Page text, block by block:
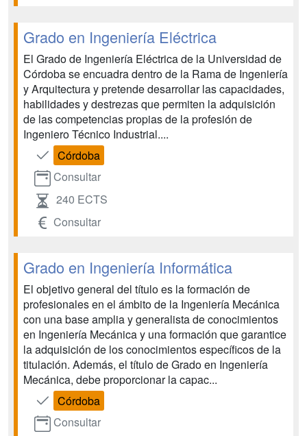
Grado en Ingeniería Eléctrica
El Grado de Ingeniería Eléctrica de la Universidad de
Córdoba se encuadra dentro de la Rama de Ingeniería
y Arquitectura y pretende desarrollar las capacidades,
habilidades y destrezas que permiten la adquisición
de las competencias propias de la profesión de
Ingeniero Técnico Industrial....
Córdoba
Consultar
240 ECTS
Consultar
Grado en Ingeniería Informática
El objetivo general del título es la formación de
profesionales en el ámbito de la Ingeniería Mecánica
con una base amplia y generalista de conocimientos
en Ingeniería Mecánica y una formación que garantice
la adquisición de los conocimientos específicos de la
titulación. Además, el título de Grado en Ingeniería
Mecánica, debe proporcionar la capac...
Córdoba
Consultar